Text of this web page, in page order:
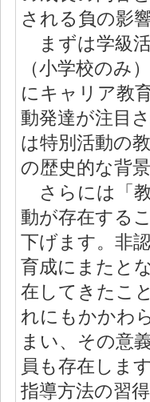
される負の影
まずは学級
（小学校のみ
にキャリア教
動発達が注目
は特別活動の
の歴史的な背
さらには「
動が存在する
下げます。非
育成にまたと
在してきたこ
れにもかかわ
まい、その意
員も存在しま
指導方法の習